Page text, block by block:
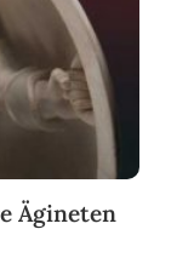
Ägineten